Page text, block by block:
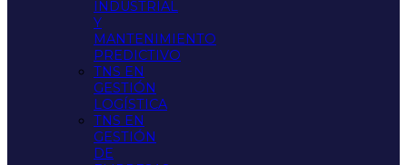
INDUSTRIAL
Y
MANTENIMIENTO
PREDICTIVO
TNS EN
GESTIÓN
LOGÍSTICA
TNS EN
GESTIÓN
DE